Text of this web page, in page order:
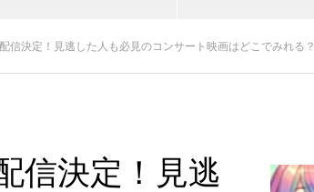
信決定！見逃した人も必見のコンサート映画はどこでみれる？
信決定！見逃